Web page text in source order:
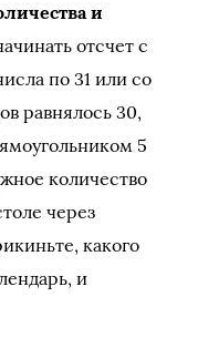
и
отсчет с
по 31 или со
равнялось 30,
5
количество
через
какого
и